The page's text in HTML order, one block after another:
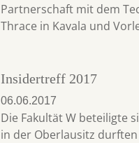
Partnerschaft mit dem
Thrace in Kavala und
Insidertreff 2017
06.06.2017
Die Fakultät W beteiligte
in der Oberlausitz